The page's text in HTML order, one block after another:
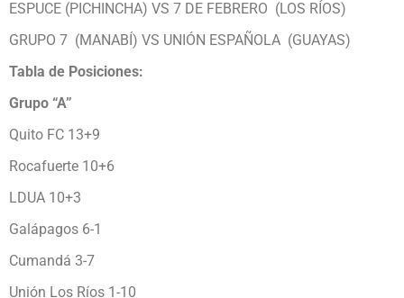
ESPUCE (PICHINCHA) VS 7 DE FEBRERO (LOS RÍOS)
GRUPO 7 (MANABÍ) VS UNIÓN ESPAÑOLA (GUAYAS)
Tabla de Posiciones:
Grupo “A”
Quito FC 13+9
Rocafuerte 10+6
LDUA 10+3
Galápagos 6-1
Cumandá 3-7
Unión Los Ríos 1-10